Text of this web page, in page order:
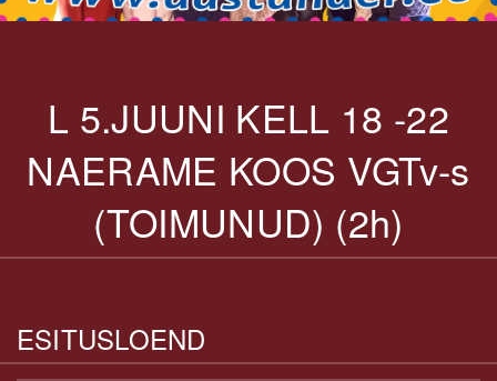
L 5.JUUNI KELL 18 -22
NAERAME KOOS VGTv-s
(TOIMUNUD) (2h)
ESITUSLOEND